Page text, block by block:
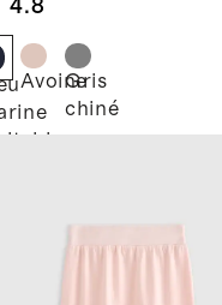
4.8
AvoineGris
chiné